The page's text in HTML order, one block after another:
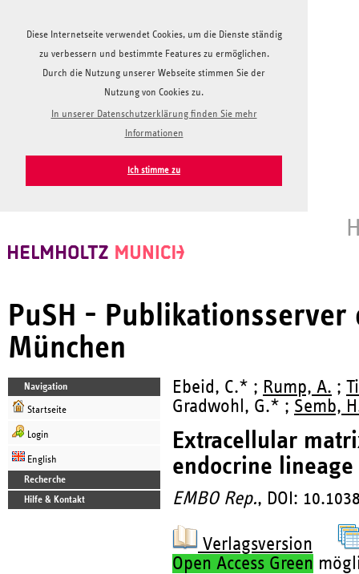
Diese Internetseite verwendet Cookies, um die Dienste ständig
zu verbessern und bestimmte Features zu ermöglichen.
Durch die Nutzung unserer Webseite stimmen Sie der
Nutzung von Cookies zu.
In unserer Datenschutzerklärung finden Sie mehr
Informationen
Ich stimme zu
PuSH -
München
Navigation
Startseite
Login
English
Recherche
Hilfe & Kontakt
Ebeid, C.* ; Rump, A. ;
Gradwohl, G.* ; Semb,
Extracellular
endocrine
EMBO Rep., DOI:
Verlagsversion
Open Access Green